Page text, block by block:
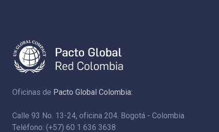
Oficinas de Pacto Global Colombia:
Calle 93 No. 13-24, oficina 204. Bogotá - Colombia
Teléfono: (+57) 60 1 636 3638